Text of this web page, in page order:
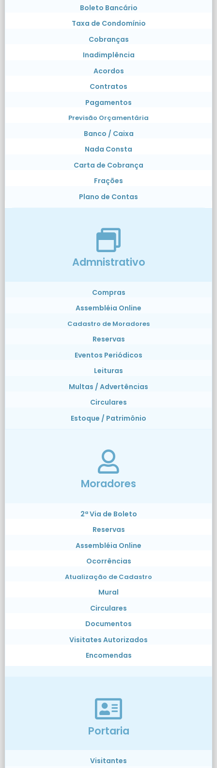
Boleto Bancário
Taxa de Condomínio
Cobranças
Inadimplência
Acordos
Contratos
Pagamentos
Previsão Orçamentária
Banco / Caixa
Nada Consta
Carta de Cobrança
Frações
Plano de Contas
Admnistrativo
Compras
Assembléia Online
Cadastro de Moradores
Reservas
Eventos Periódicos
Leituras
Multas / Advertências
Circulares
Estoque / Patrimônio
Moradores
2ª Via de Boleto
Reservas
Assembléia Online
Ocorrências
Atualização de Cadastro
Mural
Circulares
Documentos
Visitates Autorizados
Encomendas
Portaria
Visitantes